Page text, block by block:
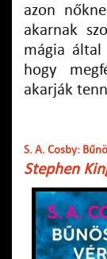
azon
akarnak
mágia
hogy
akarják
S. A. Cosby:
Stephen